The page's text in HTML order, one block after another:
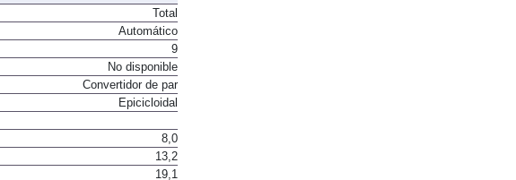
Total
Automático
9
No disponible
Convertidor de par
Epicicloidal
8,0
13,2
19,1